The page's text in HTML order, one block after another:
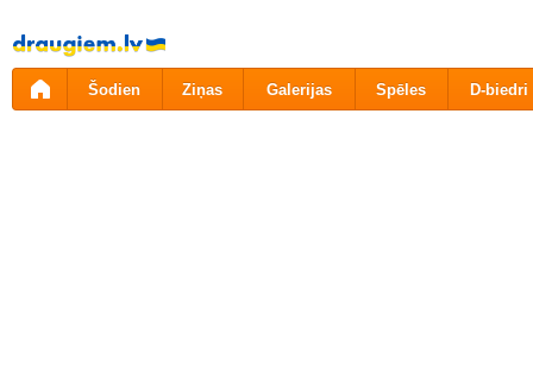
Pāriet
uz
saturu
Šodien Ziņas Galerijas Spēles D-biedri